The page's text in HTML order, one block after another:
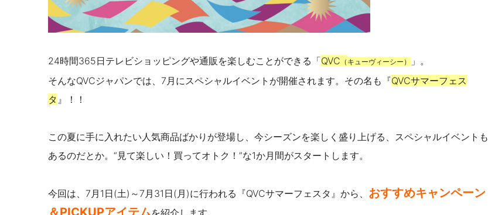
24時間365日テレビショッピングや通販を楽しむことができる「QVC （ キューヴィーシー）
」。
そんなQVCジャパンでは、7月にスペシャルイベントが開催されます。その名も『QVCサマーフェス
タ 』！！
この夏に手に入れたい人気商品ばかりが登場し、今シーズンを楽しく盛り上げる、スペシャルイベントも
あるのだとか。“見て楽しい！買ってオトク！ ”な1か月間がスタートします。
今回は、7月1日(土)～7月31日(月)に行われる『QVCサマーフェスタ』から、 おすすめキャンペーン